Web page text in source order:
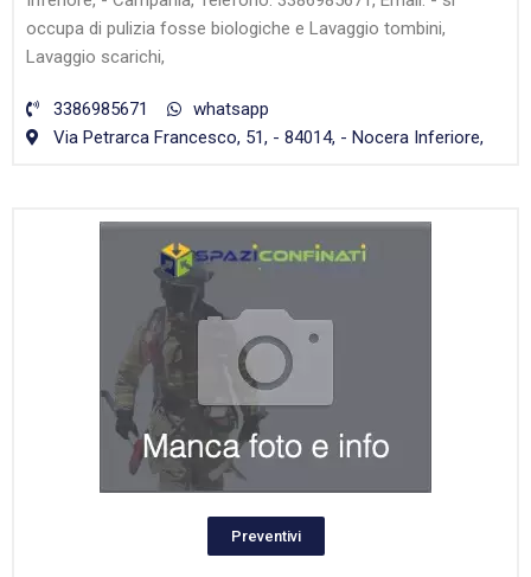
occupa di pulizia fosse biologiche e Lavaggio tombini,
Lavaggio scarichi,
3386985671
whatsapp
Via Petrarca Francesco, 51, - 84014, - Nocera Inferiore,
Preventivi